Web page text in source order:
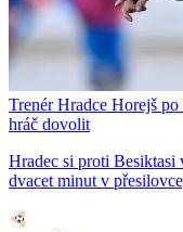
Trenér Hradce Horejš
hráč dovolit
Hradec si proti
dvacet minut v